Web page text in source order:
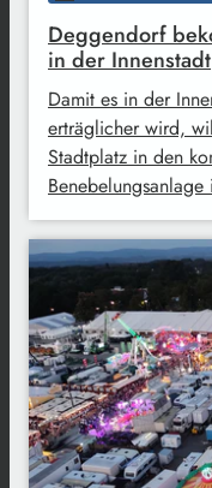
Deggendorf
in der Innenstadt
Damit es in der
erträglicher wird,
Stadtplatz in den